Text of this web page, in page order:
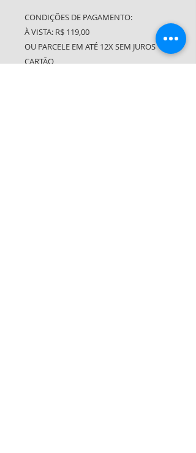
CONDIÇÕES DE PAGAMENTO:
À VISTA: R$ 119,00
OU PARCELE EM ATÉ 12X SEM JUROS
CARTÃO